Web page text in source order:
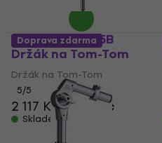
Yamaha TH945B
Držák na Tom-Tom
Držák na Tom-Tom
5/5
2 117 Kč2 222 Kč
Skladem
Doprava zdarma